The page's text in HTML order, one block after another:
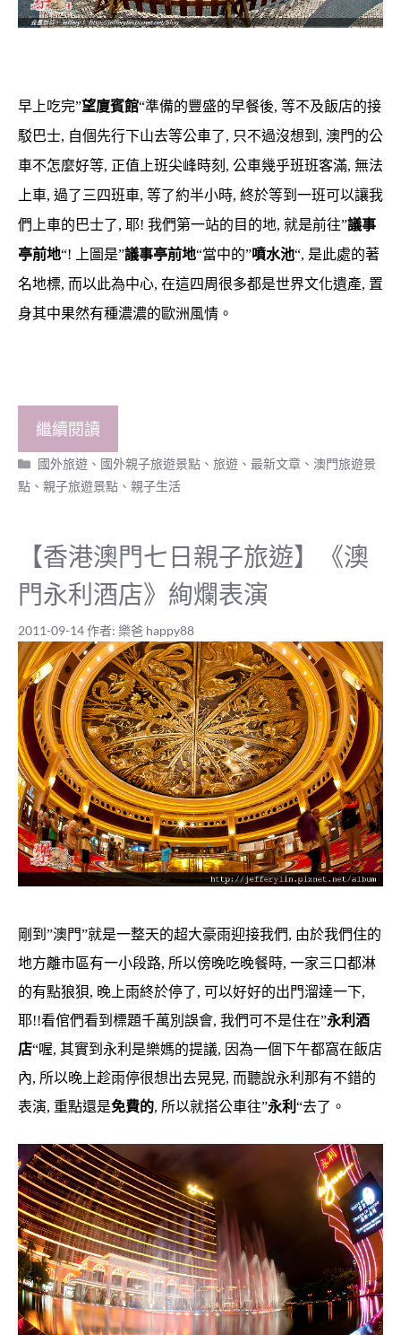
早上吃完”望廈賓館“準備的豐盛的早餐後, 等不及飯店的接
駁巴士, 自個先行下山去等公車了, 只不過沒想到, 澳門的公
車不怎麼好等, 正值上班尖峰時刻, 公車幾乎班班客滿, 無法
上車, 過了三四班車, 等了約半小時, 終於等到一班可以讓我
們上車的巴士了, 耶! 我們第一站的目的地, 就是前往”議事
亭前地“! 上圖是”議事亭前地“當中的”噴水池“, 是此處的著
名地標, 而以此為中心, 在這四周很多都是世界文化遺產, 置
身其中果然有種濃濃的歐洲風情。
繼續閱讀
分
類
國外旅遊 、 國外親子旅遊景點 、旅遊 、最新文章 、 澳門旅遊景
點 、 親子旅遊景點 、 親子生活
【香港澳門七日親子旅遊】《澳
門永利酒店》絢爛表演
2011-09-14作者: 樂爸 happy88
剛到”澳門”就是一整天的超大豪雨迎接我們, 由於我們住的
地方離市區有一小段路, 所以傍晚吃晚餐時, 一家三口都淋
的有點狼狽, 晚上雨終於停了, 可以好好的出門溜達一下,
耶!!看倌們看到標題千萬別誤會, 我們可不是住在”永利酒
店“喔, 其實到永利是樂媽的提議, 因為一個下午都窩在飯店
內, 所以晚上趁雨停很想出去晃晃, 而聽說永利那有不錯的
表演, 重點還是免費的, 所以就搭公車往”永利 “去了。